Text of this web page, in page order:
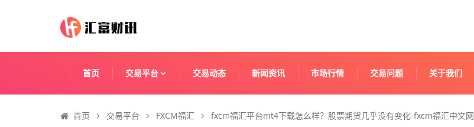
首页 交易平台 交易动态 新闻资讯 市场行情 交易问题 关于我们
首页 交易平台 FXCM福汇 fxcm福汇平台mt4下载怎么样？股票期货几乎没有变化-fxcm福汇中文网